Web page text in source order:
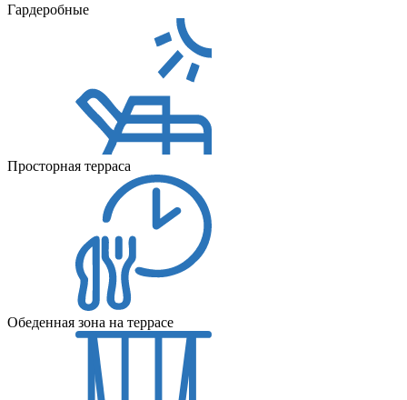
Гардеробные
Просторная терраса
Обеденная зона на террасе